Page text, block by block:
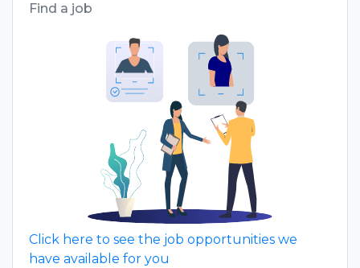
Find a job
Click here to see the job opportunities we
have available for you